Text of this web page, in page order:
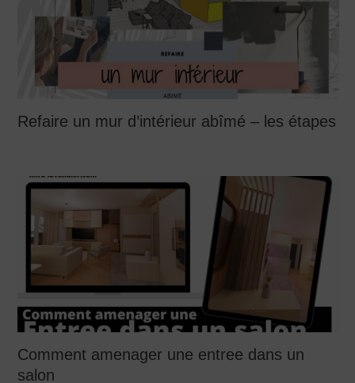
Refaire un mur d’intérieur abîmé – les étapes
Comment amenager une entree dans un
salon